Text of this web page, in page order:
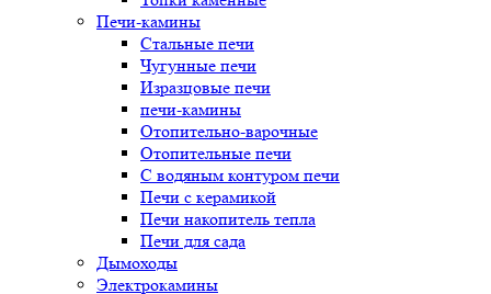
Печи-камины
Стальные печи
Чугунные печи
Изразцовые печи
печи-камины
Отопительно-варочные
Отопительные печи
С водяным контуром печи
Печи с керамикой
Печи накопитель тепла
Печи для сада
Дымоходы
Электрокамины